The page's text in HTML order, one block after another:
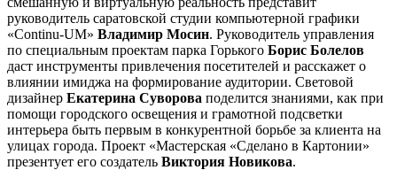
руководитель саратовской студии компьютерной графики
«Continu-UM» Владимир Мосин. Руководитель управления
по специальным проектам парка Горького Борис Болелов
даст инструменты привлечения посетителей и расскажет о
влиянии имиджа на формирование аудитории. Световой
дизайнер Екатерина Суворова поделится знаниями, как при
помощи городского освещения и грамотной подсветки
интерьера быть первым в конкурентной борьбе за клиента на
улицах города. Проект «Мастерская «Сделано в Картонии»
презентует его создатель Виктория Новикова.